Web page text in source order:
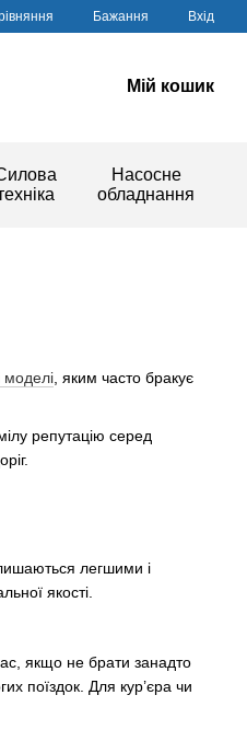
Бажання Вхід
Мій кошик
Насосне
обладнання
моделі, яким часто бракує
репутацію серед
легшими і
якості.
якщо не брати занадто
поїздок. Для кур’єра чи